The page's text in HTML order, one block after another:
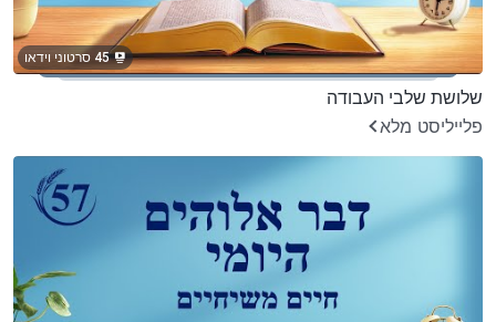
45 סרטוני וידאו
שלושת שלבי העבודה
פלייליסט מלא